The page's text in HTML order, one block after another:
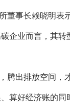
董事长赖晓明表
企业而言，其
腾出排放空间，
算好经济账的